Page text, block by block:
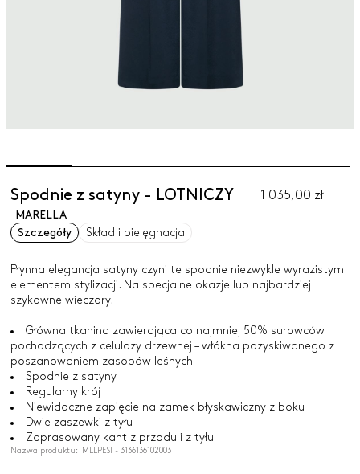
Spodnie z satyny - LOTNICZY 1 035,00 zł
MARELLA
Szczegóły
Skład i pielęgnacja
Płynna elegancja satyny czyni te spodnie niezwykle wyrazistym
elementem stylizacji. Na specjalne okazje lub najbardziej
szykowne wieczory.
Główna tkanina zawierająca co najmniej 50% surowców
pochodzących z celulozy drzewnej – włókna pozyskiwanego z
poszanowaniem zasobów leśnych
Spodnie z satyny
Regularny krój
Niewidoczne zapięcie na zamek błyskawiczny z boku
Dwie zaszewki z tyłu
Zaprasowany kant z przodu i z tyłu
Nazwa produktu: MLLPESI - 3136136102003